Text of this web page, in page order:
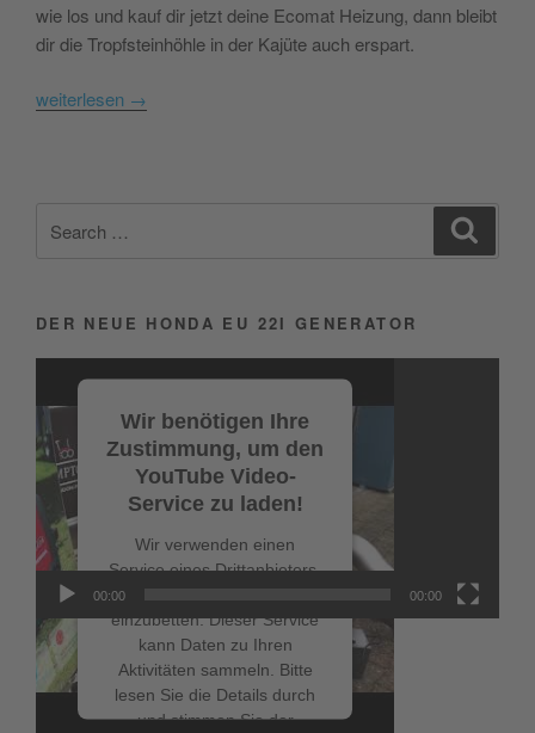
wie los und kauf dir jetzt deine Ecomat Heizung, dann bleibt
dir die Tropfsteinhöhle in der Kajüte auch erspart.
weiterlesen →
for:
DER NEUE HONDA EU 22I GENERATOR
Wir benötigen Ihre
Zustimmung, um den
YouTube Video-
Service zu laden!
Wir verwenden einen
Service eines Drittanbieters,
einzubetten. Dieser Service
kann Daten zu Ihren
Aktivitäten sammeln. Bitte
lesen Sie die Details durch
und stimmen Sie der
00:00 00:00
NEUESTE BEITRÄGE